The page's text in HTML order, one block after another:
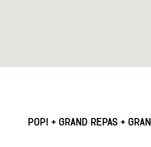
POP! + GRAND REPAS +